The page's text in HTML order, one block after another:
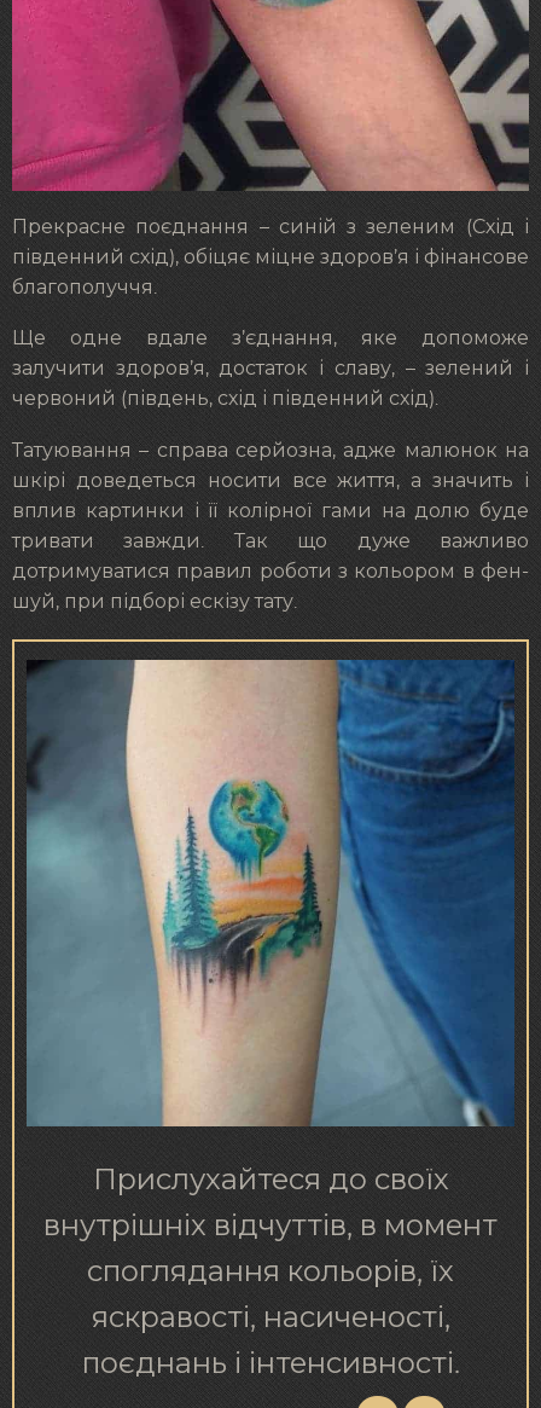
Прекрасне поєднання – синій з зеленим (Схід і
південний схід), обіцяє міцне здоров’я і фінансове
благополуччя.
Ще одне вдале з’єднання, яке допоможе
залучити здоров’я, достаток і славу, – зелений і
червоний (південь, схід і південний схід).
Татуювання – справа серйозна, адже малюнок на
шкірі доведеться носити все життя, а значить і
вплив картинки і її колірної гами на долю буде
тривати завжди. Так що дуже важливо
дотримуватися правил роботи з кольором в фен-
шуй, при підборі ескізу тату.
Прислухайтеся до своїх
внутрішніх відчуттів, в момент
споглядання кольорів, їх
яскравості, насиченості,
поєднань і інтенсивності.